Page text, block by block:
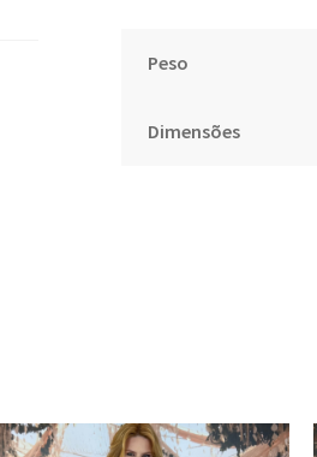
Peso
Dimensões